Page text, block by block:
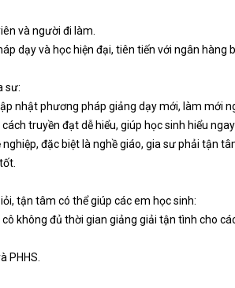
và người đi làm.
dạy và học hiện đại, tiên tiến với ngân hàng
sư:
nhật phương pháp giảng dạy mới, làm mới
truyền đạt dễ hiểu, giúp học sinh hiểu
đặc biệt là nghề giáo, gia sư phải tận
tận tâm có thể giúp các em học sinh:
không đủ thời gian giảng giải tận tình cho
PHHS.